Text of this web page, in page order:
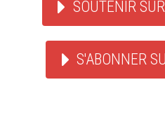
SOUTENIR
S'ABONNER